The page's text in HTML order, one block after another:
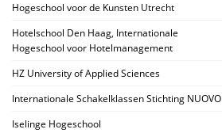
Hogeschool voor de Kunsten Utrecht
Hotelschool Den Haag, Internationale
Hogeschool voor Hotelmanagement
HZ University of Applied Sciences
Internationale Schakelklassen Stichting NUOVO
Iselinge Hogeschool